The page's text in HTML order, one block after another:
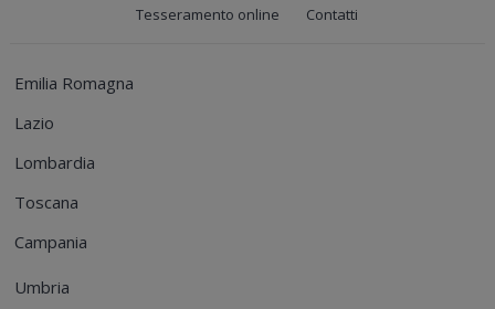
Tesseramento online
Contatti
Emilia Romagna
Lazio
Lombardia
Toscana
Campania
Umbria